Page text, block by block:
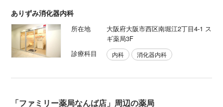
ありずみ消化器内科
所在地
大阪府大阪市西区南堀江2丁目4-1 ス
ギ薬局3F
診療科目
内科 消化器内科
「ファミリー薬局なんば店」周辺の薬局